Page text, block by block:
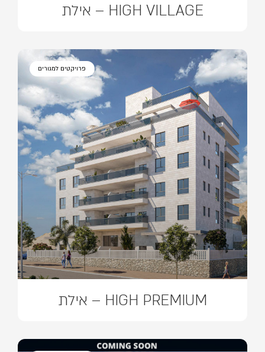
HIGH VILLAGE – אילת
פרויקטים למגורים
HIGH PREMIUM – אילת